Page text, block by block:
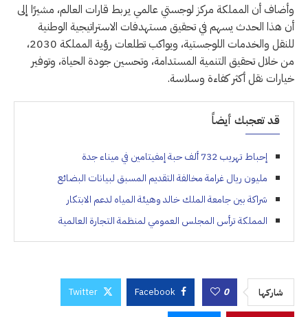
وأضاف أن المملكة مركز لوجستي عالمي يربط قارات العالم، مشيرًا إلى
أن هذا الحدث يسهم في تحقيق مستهدفات الاستراتيجية الوطنية
للنقل والخدمات اللوجستية، ويواكب تطلعات رؤية المملكة 2030،
من خلال تحقيق التنمية المستدامة، وتحسين جودة الحياة، وتوفير
خيارات نقل أكثر كفاءة وسلاسة.
قد تعجبك أيضاً
إحباط تهريب 732 ألف حبة إمفيتامين في ميناء جدة
مليون ريال غرامة مخالفة التقديم المسبق لبيانات البضائع
شراكة بين جامعة الملك خالد وهيئة المياه لدعم الابتكار
المملكة ترأس المجلس العمومي لمنظمة التجارة العالمية
شاركها 0
Facebook
Twitter